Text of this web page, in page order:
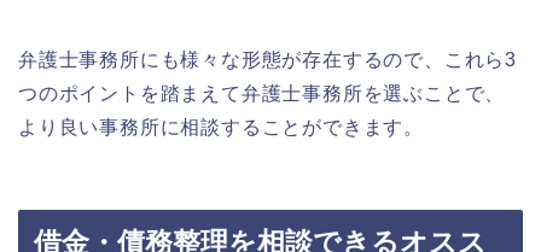
弁護士事務所にも様々な形態が存在するので、
これら3
つのポイントを踏まえて弁護士事務所を選ぶことで、
より良い事務所に相談することができます。
借金・債務整理を相談できるオスス